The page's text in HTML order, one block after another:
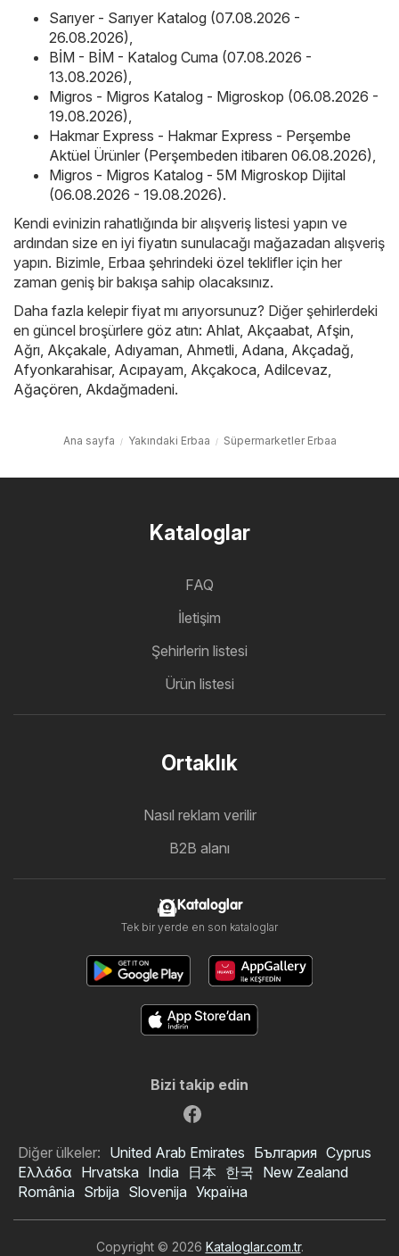
Sarıyer - Sarıyer Katalog (07.08.2026 -
26.08.2026),
BİM - BİM - Katalog Cuma (07.08.2026 -
13.08.2026),
Migros - Migros Katalog - Migroskop (06.08.2026 -
19.08.2026),
Hakmar Express - Hakmar Express - Perşembe
Aktüel Ürünler (Perşembeden itibaren 06.08.2026),
Migros - Migros Katalog - 5M Migroskop Dijital
(06.08.2026 - 19.08.2026).
Kendi evinizin rahatlığında bir alışveriş listesi yapın ve
ardından size en iyi fiyatın sunulacağı mağazadan alışveriş
yapın. Bizimle, Erbaa şehrindeki özel teklifler için her
zaman geniş bir bakışa sahip olacaksınız.
Daha fazla kelepir fiyat mı arıyorsunuz? Diğer şehirlerdeki
en güncel broşürlere göz atın: Ahlat, Akçaabat, Afşin,
Ağrı, Akçakale, Adıyaman, Ahmetli, Adana, Akçadağ,
Afyonkarahisar, Acıpayam, Akçakoca, Adilcevaz,
Ağaçören, Akdağmadeni.
Ana sayfa Yakındaki Erbaa Süpermarketler Erbaa
Kataloglar
FAQ
İletişim
Şehirlerin listesi
Ürün listesi
Ortaklık
Nasıl reklam verilir
B2B alanı
Kataloglar
Tek bir yerde en son kataloglar
Bizi takip edin
Diğer ülkeler: United Arab Emirates България Cyprus
Ελλάδα Hrvatska India 日本 한국 New Zealand
România Srbija Slovenija Україна
Copyright © 2026 Kataloglar.com.tr.